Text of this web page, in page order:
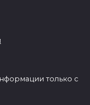
только с